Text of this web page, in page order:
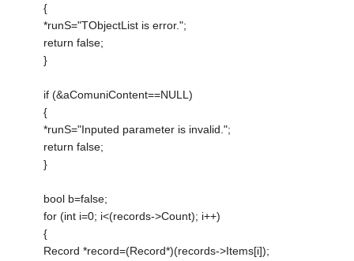
{
*runS="TObjectList is error.";
return false;
}
if (&aComuniContent==NULL)
{
*runS="Inputed parameter is invalid.";
return false;
}
bool b=false;
for (int i=0; i<(records->Count); i++)
{
Record *record=(Record*)(records->Items[i]);